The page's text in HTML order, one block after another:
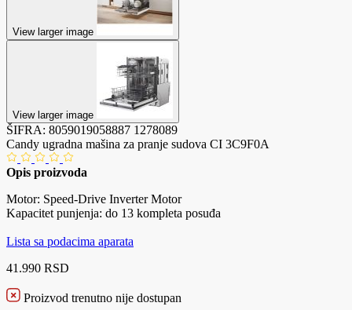
View larger image
View larger image
ŠIFRA: 8059019058887 1278089
Candy ugradna mašina za pranje sudova CI 3C9F0A
Opis proizvoda
Motor: Speed-Drive Inverter Motor
Kapacitet punjenja: do 13 kompleta posuđa
Lista sa podacima aparata
41.990 RSD
Proizvod trenutno nije dostupan